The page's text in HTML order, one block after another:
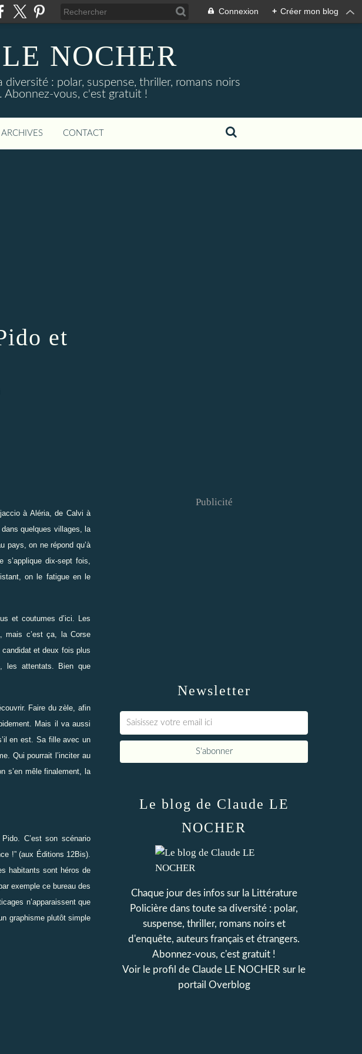
Connexion + Créer mon blog
NOCHER
: polar, suspense, thriller, romans noirs
vous, c'est gratuit !
ARCHIVES CONTACT
et
à Aléria, de Calvi à
quelques villages, la
pays, on ne répond qu’à
dix-sept fois,
on le fatigue en le
et coutumes d’ici. Les
mais c’est ça, la Corse
candidat et deux fois plus
les attentats. Bien que
Faire du zèle, afin
Mais il va aussi
en est. Sa fille avec un
Qui pourrait l’inciter au
s’en mêle finalement, la
C’est son scénario
!”(aux Éditions 12Bis).
habitants sont héros de
exemple ce bureau des
n’apparaissent que
graphisme plutôt simple
Newsletter
Publicité
Le blog de Claude LE
NOCHER
Chaque jour des infos sur la Littérature
Policière dans toute sa diversité : polar,
suspense, thriller, romans noirs et
d'enquête, auteurs français et étrangers.
Abonnez-vous, c'est gratuit !
Voir le profil de Claude LE NOCHER sur le
portail Overblog